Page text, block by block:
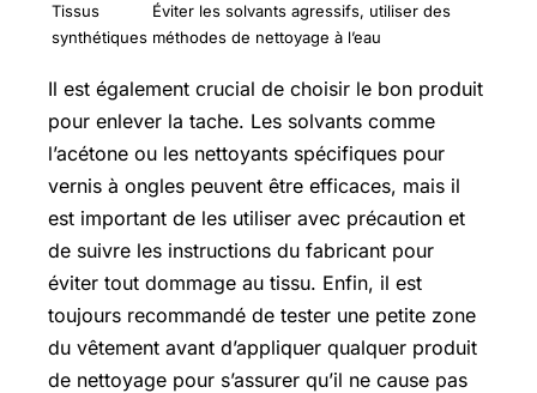
Tissus
synthétiques
Éviter les solvants agressifs, utiliser des
méthodes de nettoyage à l’eau
Il est également crucial de choisir le bon produit
pour enlever la tache. Les solvants comme
l’acétone ou les nettoyants spécifiques pour
vernis à ongles peuvent être efficaces, mais il
est important de les utiliser avec précaution et
de suivre les instructions du fabricant pour
éviter tout dommage au tissu. Enfin, il est
toujours recommandé de tester une petite zone
du vêtement avant d’appliquer qualquer produit
de nettoyage pour s’assurer qu’il ne cause pas